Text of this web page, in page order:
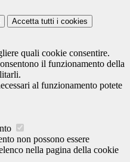
Accetta tutti i cookies
quali cookie consentire.
il funzionamento della
al funzionamento potete
non possono essere
nella pagina della cookie